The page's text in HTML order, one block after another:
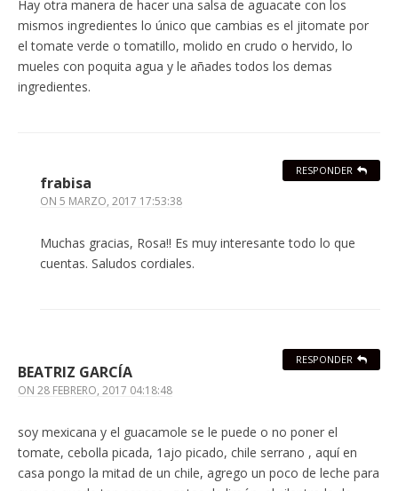
Hay otra manera de hacer una salsa de aguacate con los
mismos ingredientes lo único que cambias es el jitomate por
el tomate verde o tomatillo, molido en crudo o hervido, lo
mueles con poquita agua y le añades todos los demas
ingredientes.
frabisa
ON 5 MARZO, 2017 17:53:38
Muchas gracias, Rosa!! Es muy interesante todo lo que
cuentas. Saludos cordiales.
RESPONDER
BEATRIZ GARCÍA
ON 28 FEBRERO, 2017 04:18:48
soy mexicana y el guacamole se le puede o no poner el
tomate, cebolla picada, 1ajo picado, chile serrano , aquí en
casa pongo la mitad de un chile, agrego un poco de leche para
RESPONDER